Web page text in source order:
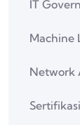
IT
Machine
Network
Sertifikasi